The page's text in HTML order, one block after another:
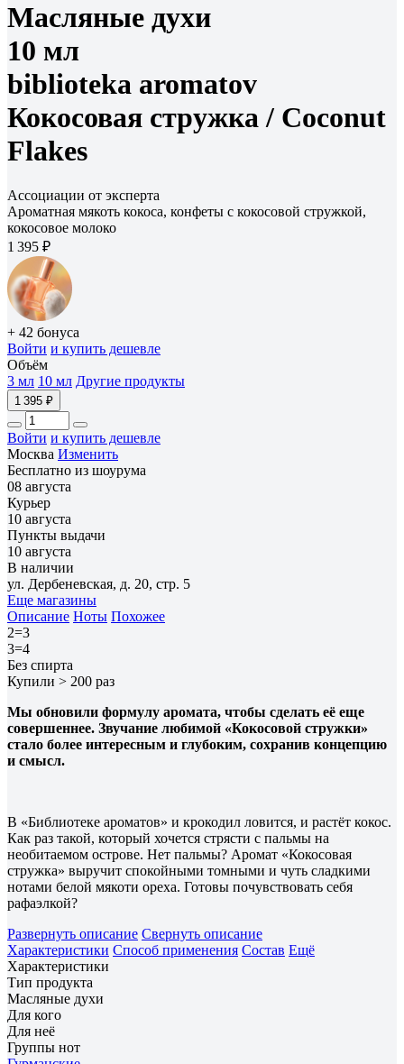
Масляные духи
10 мл
biblioteka aromatov
Кокосовая стружка / Coconut
Flakes
Ассоциации от эксперта
Ароматная мякоть кокоса, конфеты с кокосовой стружкой,
кокосовое молоко
1 395 ₽
+ 42 бонуса
Войти и купить дешевле
Объём
3 мл 10 мл Другие продукты
1 395 ₽
Войти и купить дешевле
Москва Изменить
Бесплатно из шоурума
08 августа
Курьер
10 августа
Пункты выдачи
10 августа
В наличии
ул. Дербеневская, д. 20, стр. 5
Еще магазины
Описание Ноты Похожее
2=3
3=4
Без спирта
Купили > 200 раз
Мы обновили формулу аромата, чтобы сделать её еще
совершеннее. Звучание любимой «Кокосовой стружки»
стало более интересным и глубоким, сохранив концепцию
и смысл.
В «Библиотеке ароматов» и крокодил ловится, и растёт кокос.
Как раз такой, который хочется стрясти с пальмы на
необитаемом острове. Нет пальмы? Аромат «Кокосовая
стружка» выручит спокойными томными и чуть сладкими
нотами белой мякоти ореха. Готовы почувствовать себя
рафаэлкой?
Развернуть описание Свернуть описание
Характеристики Способ применения Состав Ещё
Характеристики
Тип продукта
Масляные духи
Для кого
Для неё
Группы нот